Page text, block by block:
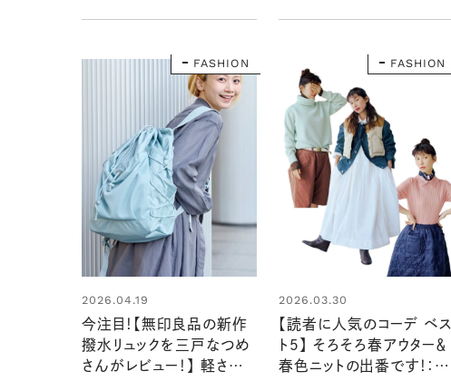
FASHION
2026.04.19
今注目！【無印良品の新作
撥水リュックを三戸なつめ
さんがレビュー！】 軽さや
FASHION
2026.03.30
【読者に人気のコーデ ベス
ト５】 そろそろ春アウター＆
春色ニットの出番です！：リ